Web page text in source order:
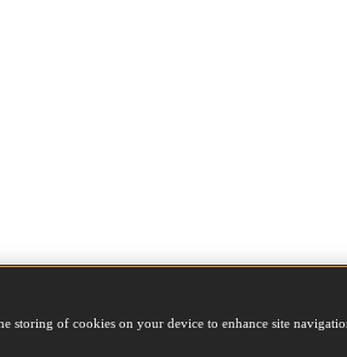
storing of cookies on your device to enhance site